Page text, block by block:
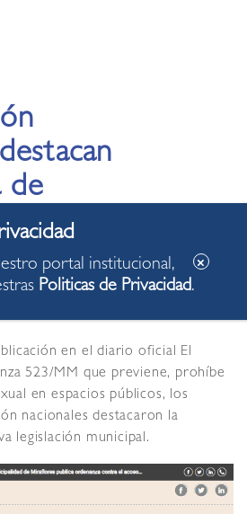
de
el
callejero
en el diario oficial El
523/MM que previene, prohíbe
en espacios públicos, los
nacionales destacaron la
legislación municipal.
portal institucional,
Politicas de Privacidad.